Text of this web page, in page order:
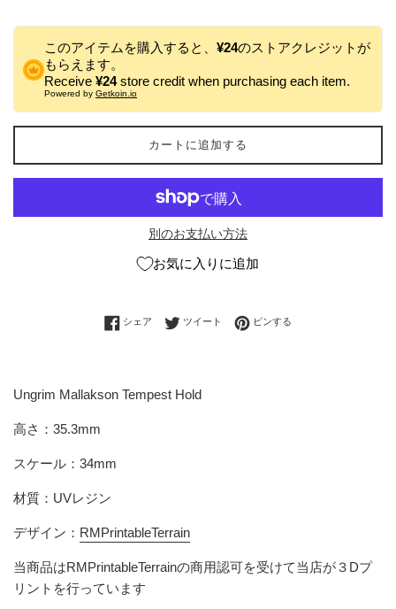
このアイテムを購入すると、 ¥24のストアクレジットが
もらえます。
Receive ¥24store credit when purchasing each item.
Powered by Getkoin.io
カートに追加する
別のお支払い方法
お気に入りに追加
シェア Facebookでシェアする
ツイート Twitterに投稿する
ピンする
Ungrim Mallakson Tempest Hold
高さ：35.3mm
スケール：34mm
材質：UVレジン
デザイン： RMPrintableTerrain
当商品はRMPrintableTerrainの商用認可を受けて当店が３Dプ
リントを行っています